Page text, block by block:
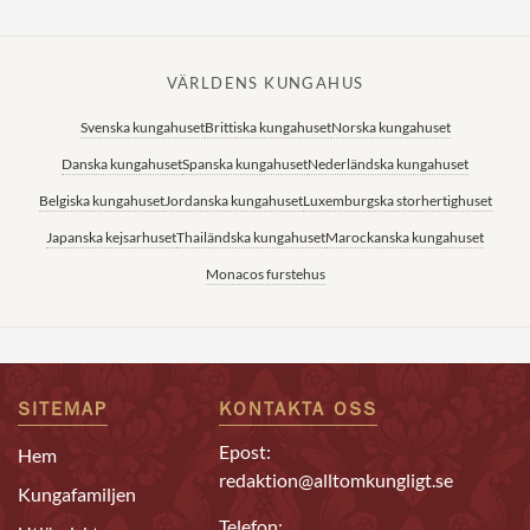
VÄRLDENS KUNGAHUS
Svenska kungahusetBrittiska kungahusetNorska kungahuset
Danska kungahusetSpanska kungahusetNederländska kungahuset
Belgiska kungahusetJordanska kungahusetLuxemburgska storhertighuset
Japanska kejsarhusetThailändska kungahusetMarockanska kungahuset
Monacos furstehus
SITEMAP
Hem
Kungafamiljen
KONTAKTA OSS
Epost:
redaktion@alltomkungligt.se